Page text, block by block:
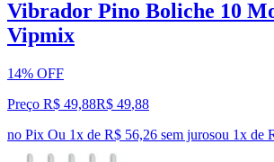
Vibrador Pino Boliche 10
Vipmix
14% OFF
Preço R$ 49,88R$ 49,88
no Pix Ou 1x de R$ 56,26 sem jurosou 1x de